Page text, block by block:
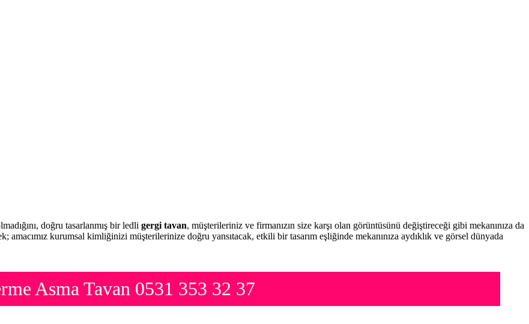
doğru tasarlanmış bir ledli gergi tavan, müşterileriniz ve firmanızın size karşı olan görüntüsünü değiştireceği gibi mekanınıza da
amacımız kurumsal kimliğinizi müşterilerinize doğru yansıtacak, etkili bir tasarım eşliğinde mekanınıza aydıklık ve görsel dünyada
Asma Tavan 0531 353 32 37